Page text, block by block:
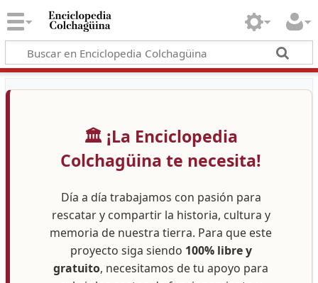
🏛️ ¡La Enciclopedia
Colchagüina te necesita!
Día a día trabajamos con pasión para
rescatar y compartir la historia, cultura y
memoria de nuestra tierra. Para que este
proyecto siga siendo 100% libre y
gratuito, necesitamos de tu apoyo para